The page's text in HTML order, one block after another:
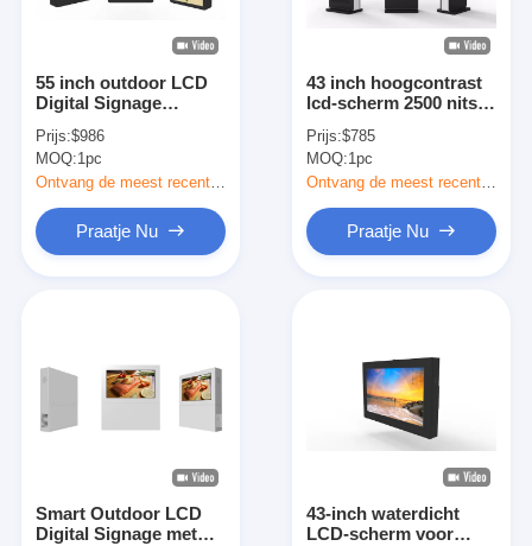
55 inch outdoor LCD
Digital Signage
2500Cd/m2 Helderheid
en 1920*1080 resolutie
Prijs:$986
MOQ:1pc
Ontvang de meest recente Prijs
Praatje Nu
43 inch hoogcontrast
lcd-scherm 2500 nits
signage aangepast
Prijs:$785
MOQ:1pc
Praatje Nu
Smart Outdoor LCD
Digital Signage met
43-inch waterdicht
LCD-scherm voor